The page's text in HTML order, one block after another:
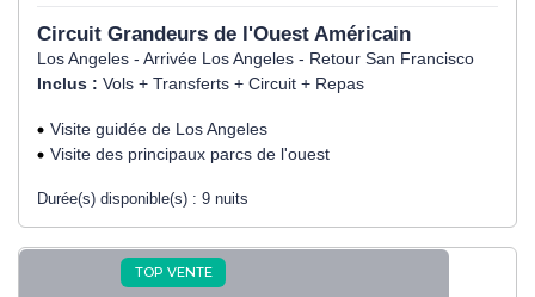
Circuit Grandeurs de l'Ouest Américain
Los Angeles - Arrivée Los Angeles - Retour San Francisco
Inclus : Vols + Transferts + Circuit + Repas
Visite guidée de Los Angeles
Visite des principaux parcs de l'ouest
Durée(s) disponible(s) : 9 nuits
TOP VENTE